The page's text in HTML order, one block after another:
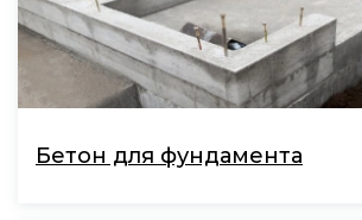
Бетон для фундамента